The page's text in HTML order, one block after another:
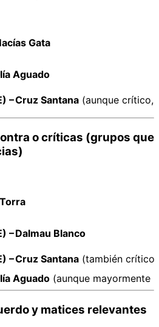
Gata
Aguado
– Cruz Santana (aunque crítico,
o críticas (grupos que
– Dalmau Blanco
– Cruz Santana (también crítico)
Aguado (aunque mayormente
y matices relevantes